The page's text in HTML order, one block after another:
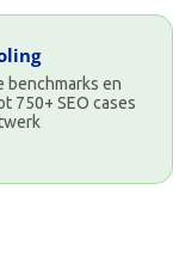
benchmarks en
750+ SEO cases